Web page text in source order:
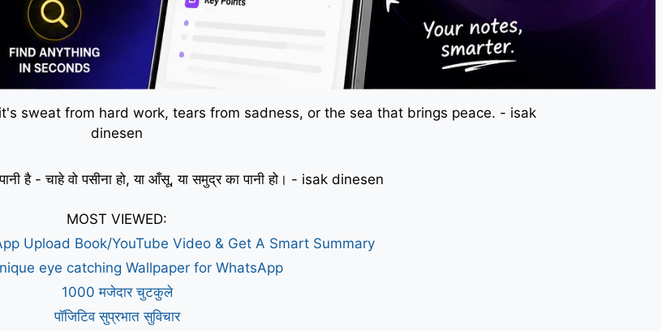
sweat from hard work, tears from sadness, or the sea that brings peace. - isak
dinesen
है - चाहे वो पसीना हो, या आँसू, या समुद्र का पानी हो। - isak dinesen
MOST VIEWED:
Upload Book/YouTube Video & Get A Smart Summary
eye catching Wallpaper for WhatsApp
1000 मजेदार चुटकुले
पॉजिटिव सुप्रभात सुविचार